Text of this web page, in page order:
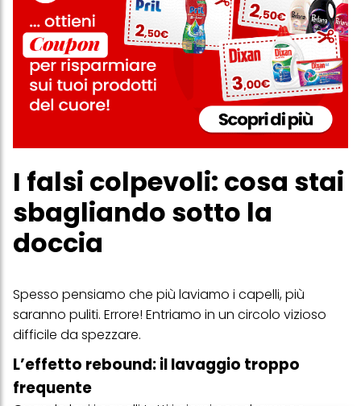
I falsi colpevoli: cosa stai
sbagliando sotto la
doccia
Spesso pensiamo che più laviamo i capelli, più
saranno puliti. Errore! Entriamo in un circolo vizioso
difficile da spezzare.
L’effetto rebound: il lavaggio troppo
frequente